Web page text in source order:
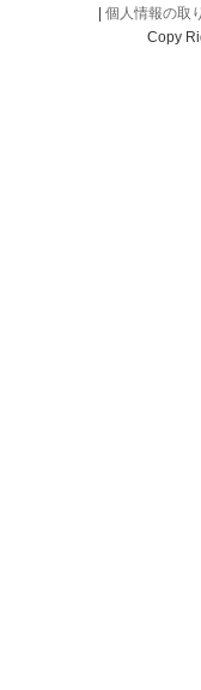
個人情報の取
Copy